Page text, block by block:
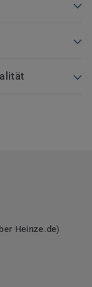
Heinze.de)